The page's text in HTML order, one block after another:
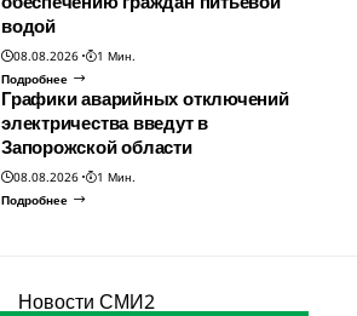
водой
08.08.2026
1 Мин.
Подробнее
Графики аварийных отключений
электричества введут в
Запорожской области
08.08.2026
1 Мин.
Подробнее
Новости СМИ2